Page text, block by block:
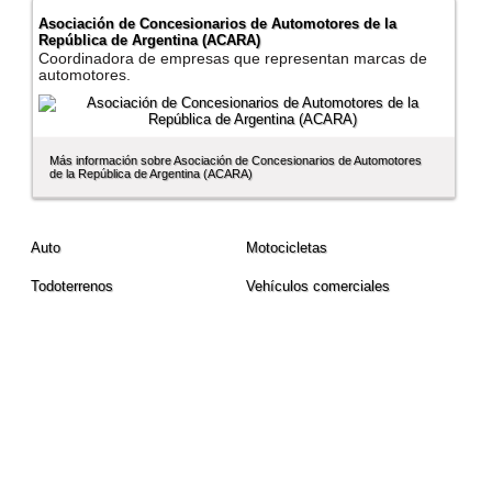
Asociación de Concesionarios de Automotores de la
República de Argentina (ACARA)
Coordinadora de empresas que representan marcas de
automotores.
Más información sobre Asociación de Concesionarios de Automotores
de la República de Argentina (ACARA)
Auto Motocicletas
Todoterrenos Vehí­culos comerciales